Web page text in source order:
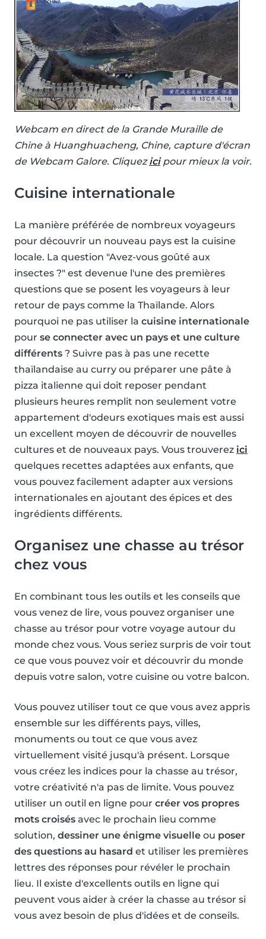
Webcam en direct de la Grande Muraille de
Chine à Huanghuacheng, Chine, capture d'écran
de Webcam Galore. Cliquezicipour mieux la voir.
Cuisine internationale
La manière préférée de nombreux voyageurs
pour découvrir un nouveau pays est la cuisine
locale. La question "Avez-vous goûté aux
insectes ?" est devenue l'une des premières
questions que se posent les voyageurs à leur
retour de pays comme la Thaïlande. Alors
pourquoi ne pas utiliser la cuisine internationale
pour se connecter avec un pays et une culture
différents ? Suivre pas à pas une recette
thaïlandaise au curry ou préparer une pâte à
pizza italienne qui doit reposer pendant
plusieurs heures remplit non seulement votre
appartement d'odeurs exotiques mais est aussi
un excellent moyen de découvrir de nouvelles
cultures et de nouveaux pays. Vous trouverez ici
quelques recettes adaptées aux enfants, que
vous pouvez facilement adapter aux versions
internationales en ajoutant des épices et des
ingrédients différents.
Organisez une chasse au trésor
chez vous
En combinant tous les outils et les conseils que
vous venez de lire, vous pouvez organiser une
chasse au trésor pour votre voyage autour du
monde chez vous. Vous seriez surpris de voir tout
ce que vous pouvez voir et découvrir du monde
depuis votre salon, votre cuisine ou votre balcon.
Vous pouvez utiliser tout ce que vous avez appris
ensemble sur les différents pays, villes,
monuments ou tout ce que vous avez
virtuellement visité jusqu'à présent. Lorsque
vous créez les indices pour la chasse au trésor,
votre créativité n'a pas de limite. Vous pouvez
utiliser un outil en ligne pour créer vos propres
mots croisés avec le prochain lieu comme
solution, dessiner une énigme visuelle ou poser
des questions au hasard et utiliser les premières
lettres des réponses pour révéler le prochain
lieu. Il existe d'excellents outils en ligne qui
peuvent vous aider à créer la chasse au trésor si
vous avez besoin de plus d'idées et de conseils.